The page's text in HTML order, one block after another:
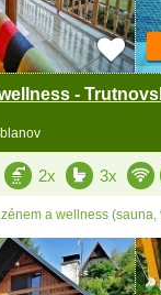
-
2x 3x
a wellness (sauna,